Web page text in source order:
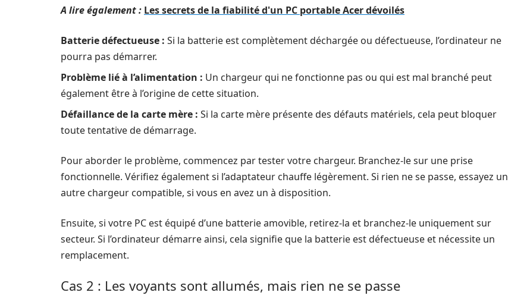
A lire également : Les secrets de la fiabilité d'un PC portable Acer dévoilés
Batterie défectueuse : Si la batterie est complètement déchargée ou défectueuse, l’ordinateur ne
pourra pas démarrer.
Problème lié à l’alimentation : Un chargeur qui ne fonctionne pas ou qui est mal branché peut
également être à l’origine de cette situation.
Défaillance de la carte mère : Si la carte mère présente des défauts matériels, cela peut bloquer
toute tentative de démarrage.
Pour aborder le problème, commencez par tester votre chargeur. Branchez-le sur une prise
fonctionnelle. Vérifiez également si l’adaptateur chauffe légèrement. Si rien ne se passe, essayez un
autre chargeur compatible, si vous en avez un à disposition.
Ensuite, si votre PC est équipé d’une batterie amovible, retirez-la et branchez-le uniquement sur
secteur. Si l’ordinateur démarre ainsi, cela signifie que la batterie est défectueuse et nécessite un
remplacement.
Cas 2 : Les voyants sont allumés, mais rien ne se passe